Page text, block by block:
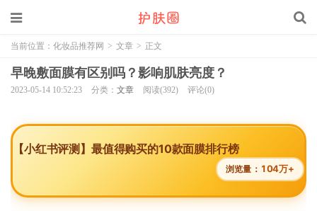
当前位置： 化妆品推荐网 > 文章 > 正文
早晚敷面膜有区别吗？影响肌肤亮度？
2023-05-14 10:52:23 分类： 文章 阅读(392) 评论(0)
【小红书评测】最值得购买的10款面膜排行榜
浏览量： 104万+